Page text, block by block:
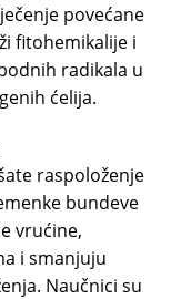
povećane
fitohemikalije i
radikala u
ćelija.
raspoloženje
bundeve
vrućine,
i smanjuju
Naučnici su